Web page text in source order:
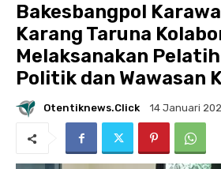
Bakesbangpol
Karang Taruna
Melaksanakan
Politik dan Wawasan
Otentiknews.click 14 Januari